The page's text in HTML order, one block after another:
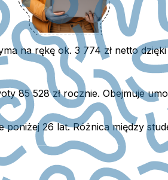
na rękę ok. 3 774 zł netto
85 528 zł rocznie. Obejmuje
26 lat. Różnica między